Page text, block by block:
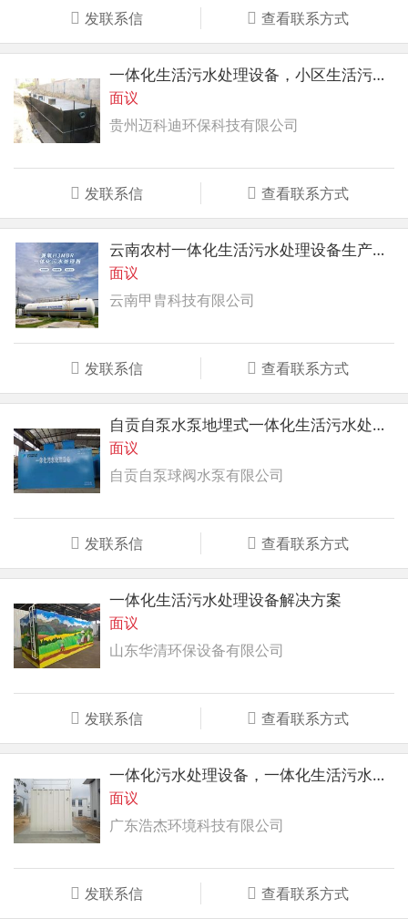
发联系信 查看联系方式
一体化生活污水处理设备，小区生活污水处理装置
面议
贵州迈科迪环保科技有限公司
发联系信 查看联系方式
云南农村一体化生活污水处理设备生产厂家#甲胄科技
面议
云南甲胄科技有限公司
发联系信 查看联系方式
自贡自泵水泵地埋式一体化生活污水处理设备
面议
自贡自泵球阀水泵有限公司
发联系信 查看联系方式
一体化生活污水处理设备解决方案
面议
山东华清环保设备有限公司
发联系信 查看联系方式
一体化污水处理设备，一体化生活污水处理设备
面议
广东浩杰环境科技有限公司
发联系信 查看联系方式